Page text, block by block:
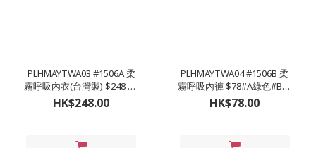
PLHMAYTWA03 #1506A 柔
霧呼吸內衣(台灣製) $248 #A
綠色#B藍色#C芋頭#D膚色
#32-46 D-H罩杯
HK$248.00
PLHMAYTWA04 #1506B 柔
霧呼吸內褲 $78#A綠色#B藍
色#C芋頭#D膚色 #M (22-28
吋) #L (24-30吋) #XL (26-32
HK$78.00